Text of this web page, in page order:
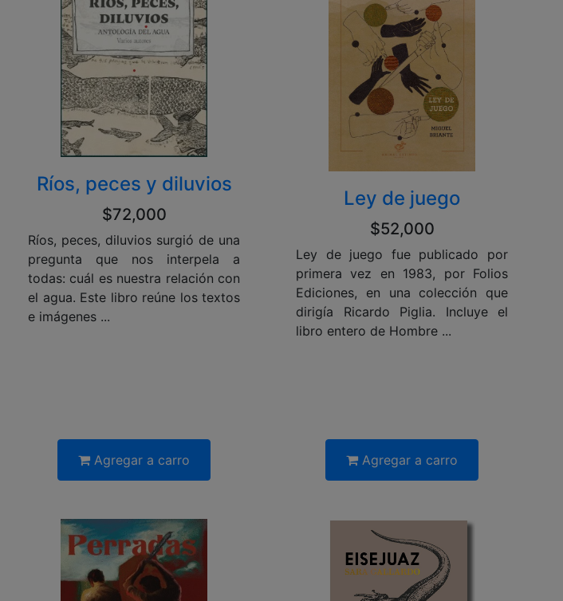
Ríos, peces y diluvios
$72,000
Ríos, peces, diluvios surgió de una
pregunta que nos interpela a
todas: cuál es nuestra relación con
el agua. Este libro reúne los textos
e imágenes ...
Agregar a carro
Ley de juego
$52,000
Ley de juego fue publicado por
primera vez en 1983, por Folios
Ediciones, en una colección que
dirigía Ricardo Piglia. Incluye el
libro entero de Hombre ...
Agregar a carro